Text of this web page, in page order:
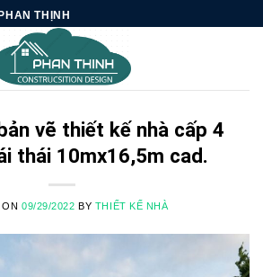
THỊNH
vẽ thiết kế nhà cấp 4
thái 10mx16,5m cad.
09/29/2022 BY THIẾT KẾ NHÀ